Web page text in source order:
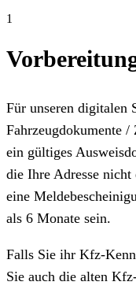
1
Für unseren digitalen
Fahrzeugdokumente /
ein gültiges
die Ihre Adresse
eine
als 6 Monate sein.
Falls Sie ihr Kfz-
Sie auch die alten